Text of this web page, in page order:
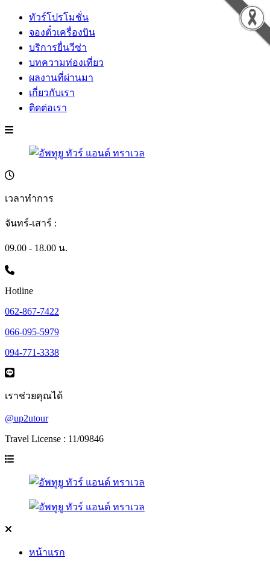
ทัวร์โปรโมชั่น
จองตั๋วเครื่องบิน
บริการยื่นวีซ่า
บทความท่องเที่ยว
ผลงานที่ผ่านมา
เกี่ยวกับเรา
ติดต่อเรา
เวลาทำการ
จันทร์-เสาร์ :
09.00 - 18.00 น.
Hotline
062-867-7422
066-095-5979
094-771-3338
เราช่วยคุณได้
@up2utour
Travel License : 11/09846
หน้าแรก